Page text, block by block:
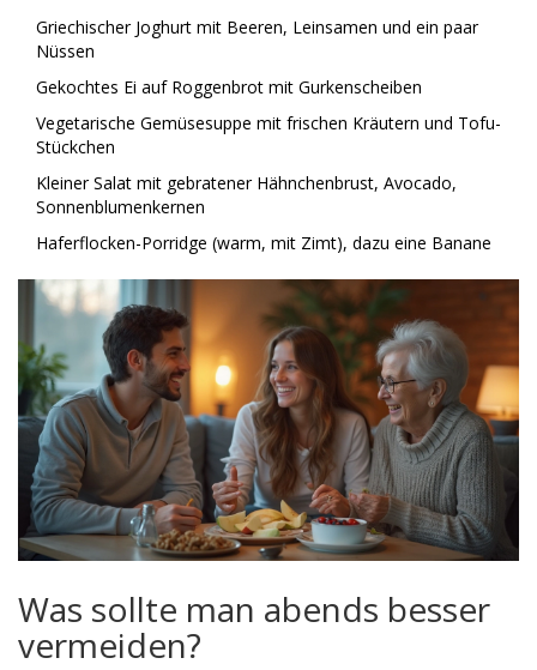
Griechischer Joghurt mit Beeren, Leinsamen und ein paar
Nüssen
Gekochtes Ei auf Roggenbrot mit Gurkenscheiben
Vegetarische Gemüsesuppe mit frischen Kräutern und Tofu-
Stückchen
Kleiner Salat mit gebratener Hähnchenbrust, Avocado,
Sonnenblumenkernen
Haferflocken-Porridge (warm, mit Zimt), dazu eine Banane
Was sollte man abends besser
vermeiden?